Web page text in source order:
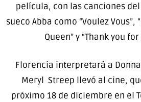
película, con las canciones
sueco Abba como “Voulez Vous”,
Queen” y “Thank you
Florencia interpretará a
Meryl Streep llevó al cine,
próximo 18 de diciembre en el